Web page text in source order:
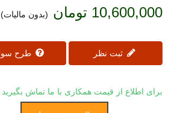
10,600,000 تومان (بدون مالیات)
ثبت نظر طرح سوال
برای اطلاع از قیمت همکاری با ما تماش بگیرید